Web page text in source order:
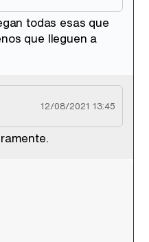
todas esas que
que lleguen a
12/08/2021 13:45